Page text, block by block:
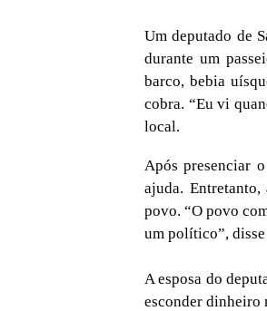
Um deputado de
durante um
barco, bebia
cobra. “Eu vi
local.
Após presenciar
ajuda.
povo. “O povo
um político”,
A esposa do
esconder dinheiro